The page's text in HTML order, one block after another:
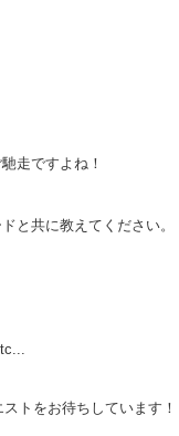
走ですよね！
と共に教えてください。
トをお待ちしています！